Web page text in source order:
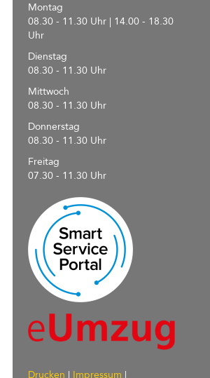
Montag
08.30 - 11.30 Uhr | 14.00 - 18.30
Uhr
Dienstag
08.30 - 11.30 Uhr
Mittwoch
08.30 - 11.30 Uhr
Donnerstag
08.30 - 11.30 Uhr
Freitag
07.30 - 11.30 Uhr
Drucken | Impressum |